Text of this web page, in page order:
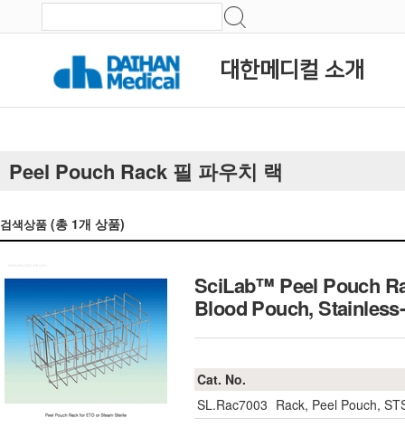
대한메디컬 소개
Peel Pouch Rack 필 파우치 랙
검색상품 (총 1개 상품)
SciLab™ Peel Pouch
Blood Pouch,
Cat. No.
SL.Rac7003 Rack, Peel Pouch,